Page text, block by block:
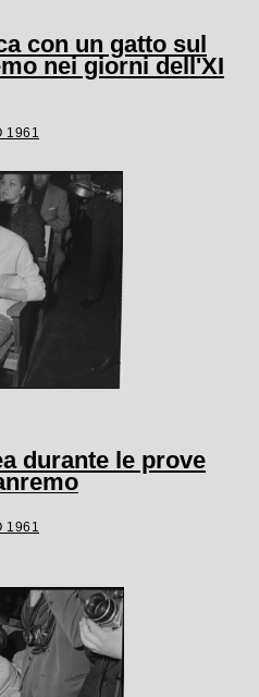
con un gatto sul
nei giorni dell'XI
1961
durante le prove
1961